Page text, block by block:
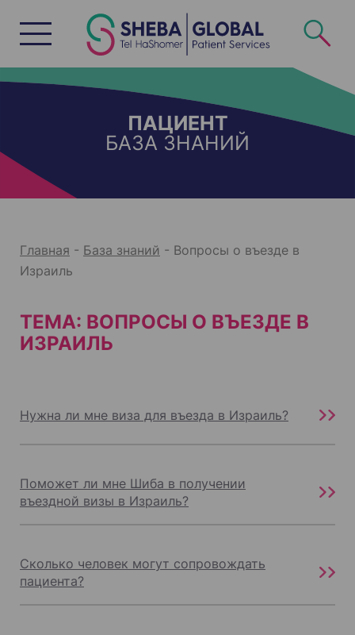
c
o
ПАЦИЕНТ
БАЗА ЗНАНИЙ
Главная - База знаний - Вопросы о въезде в
Израиль
ТЕМА: ВОПРОСЫ О ВЪЕЗДЕ В
ИЗРАИЛЬ
Нужна ли мне виза для въезда в Израиль?
Поможет ли мне Шиба в получении
въездной визы в Израиль?
Сколько человек могут сопровождать
пациента?